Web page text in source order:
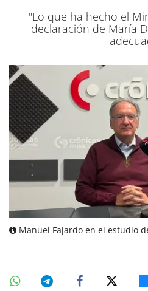
"Lo que ha hecho el
declaración de María
Manuel Fajardo en el estudio